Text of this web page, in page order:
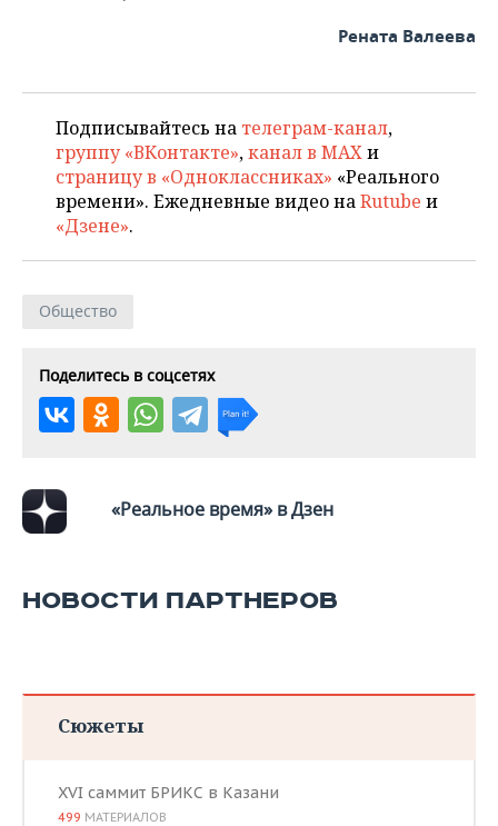
Рената Валеева
Подписывайтесь на телеграм-канал,
группу «ВКонтакте»,канал в MAXи
страницу в «Одноклассниках» «Реального
времени». Ежедневные видео наRutube и
«Дзене».
Общество
Поделитесь в соцсетях
«Реальное время» в Дзен
НОВОСТИ ПАРТНЕРОВ
Сюжеты
XVI саммит БРИКС в Казани
499 МАТЕРИАЛОВ